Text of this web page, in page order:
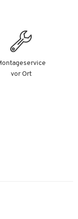
Regal + 3
800, anstellbar
Regal + 3
800, anstellbar
vor Ort